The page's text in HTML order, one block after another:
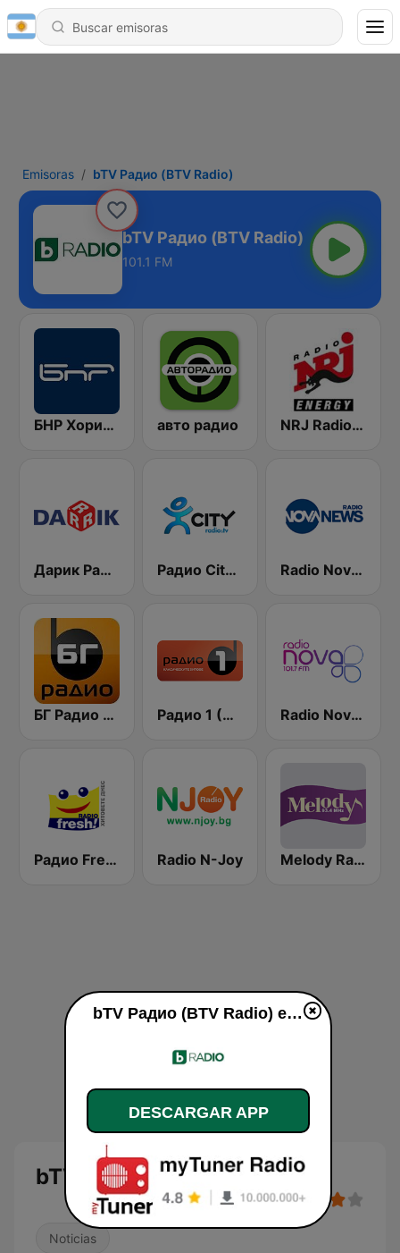
Emisoras bTV Радио (BTV Radio)
bTV Радио (BTV Radio)
101.1 FM
БНР Хоризонт (BNR Horizont) авто радио NRJ Radio ENERGY
Дарик Радио ( Darik Radio ) Радио City 99.7 FM Radio Nova News
БГ Радио 91.9 ( BG Radio ) Радио 1 (Radio 1) Radio Nova 101.7 FM
Радио Fresh! 100.3 FM Radio N-Joy Melody Radio
bTV Радио (BTV Radio)
Noticias
bTV Радио (BTV Radio) en vivo
DESCARGAR APP